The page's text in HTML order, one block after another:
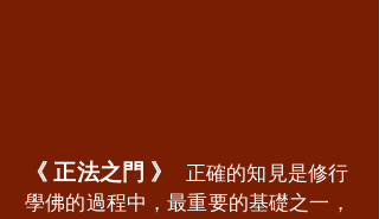
《 正法之門 》
正確的知見是修行
學佛的過程中，最重要的基礎之一，